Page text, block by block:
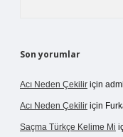
Son yorumlar
Acı Neden Çekilir için
Acı Neden Çekilir için
Saçma Türkçe Kelime Mi